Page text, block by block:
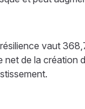
vaut
net de la création